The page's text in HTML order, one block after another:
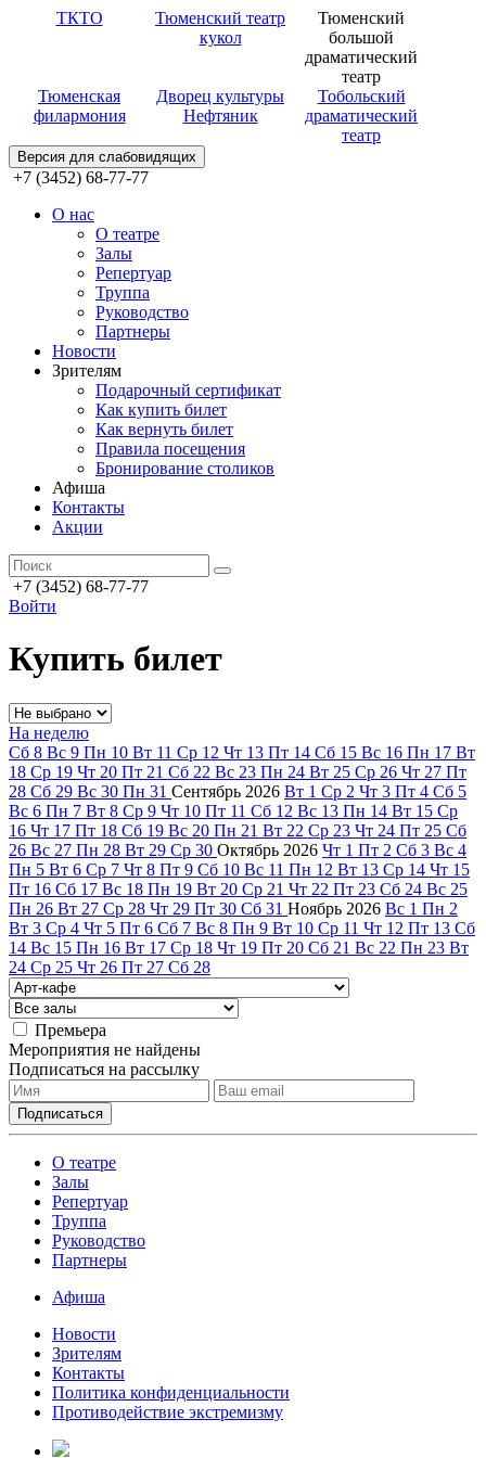
ТКТО
Тюменский театр
кукол
Тюменский
большой
драматический
театр
Тюменская
филармония
Дворец культуры
Нефтяник
Тобольский
драматический
театр
Версия для слабовидящих
+7 (3452) 68-77-77
О нас
О театре
Залы
Репертуар
Труппа
Руководство
Партнеры
Новости
Зрителям
Подарочный сертификат
Как купить билет
Как вернуть билет
Правила посещения
Бронирование столиков
Афиша
Контакты
Акции
+7 (3452) 68-77-77
Войти
Купить билет
На неделю
Сб 8 Вс 9 Пн 10 Вт 11 Ср 12 Чт 13 Пт 14 Сб 15 Вс 16 Пн 17 Вт
18 Ср 19 Чт 20 Пт 21 Сб 22 Вс 23 Пн 24 Вт 25 Ср 26 Чт 27 Пт
28 Сб 29 Вс 30 Пн 31 Сентябрь 2026 Вт 1 Ср 2 Чт 3 Пт 4 Сб 5
Вс 6 Пн 7 Вт 8 Ср 9 Чт 10 Пт 11 Сб 12 Вс 13 Пн 14 Вт 15 Ср
16 Чт 17 Пт 18 Сб 19 Вс 20 Пн 21 Вт 22 Ср 23 Чт 24 Пт 25 Сб
26 Вс 27 Пн 28 Вт 29 Ср 30 Октябрь 2026 Чт 1 Пт 2 Сб 3 Вс 4
Пн 5 Вт 6 Ср 7 Чт 8 Пт 9 Сб 10 Вс 11 Пн 12 Вт 13 Ср 14 Чт 15
Пт 16 Сб 17 Вс 18 Пн 19 Вт 20 Ср 21 Чт 22 Пт 23 Сб 24 Вс 25
Пн 26 Вт 27 Ср 28 Чт 29 Пт 30 Сб 31 Ноябрь 2026 Вс 1 Пн 2
Вт 3 Ср 4 Чт 5 Пт 6 Сб 7 Вс 8 Пн 9 Вт 10 Ср 11 Чт 12 Пт 13 Сб
14 Вс 15 Пн 16 Вт 17 Ср 18 Чт 19 Пт 20 Сб 21 Вс 22 Пн 23 Вт
24 Ср 25 Чт 26 Пт 27 Сб 28
Премьера
Мероприятия не найдены
Подписаться на рассылку
О театре
Залы
Репертуар
Труппа
Руководство
Партнеры
Афиша
Новости
Зрителям
Контакты
Политика конфиденциальности
Противодействие экстремизму